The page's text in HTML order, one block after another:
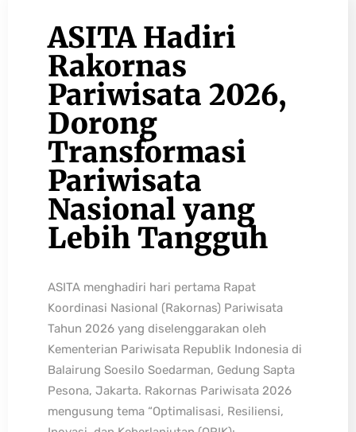
ASITA Hadiri
Rakornas
Pariwisata 2026,
Dorong
Transformasi
Pariwisata
Nasional yang
Lebih Tangguh
ASITA menghadiri hari pertama Rapat
Koordinasi Nasional (Rakornas) Pariwisata
Tahun 2026 yang diselenggarakan oleh
Kementerian Pariwisata Republik Indonesia di
Balairung Soesilo Soedarman, Gedung Sapta
Pesona, Jakarta. Rakornas Pariwisata 2026
mengusung tema “Optimalisasi, Resiliensi,